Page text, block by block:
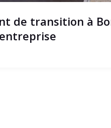
de transition à